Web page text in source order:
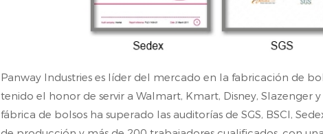
Panway Industries es líder del mercado en la fabricación de
tenido el honor de servir a Walmart, Kmart, Disney, Slazenger
fábrica de bolsos ha superado las auditorías de SGS, BSCl,